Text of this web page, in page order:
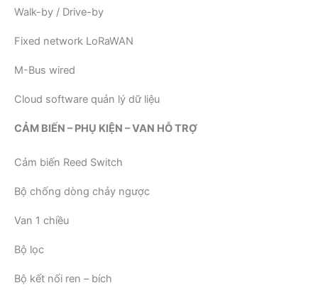
Walk-by / Drive-by
Fixed network LoRaWAN
M-Bus wired
Cloud software quản lý dữ liệu
CẢM BIẾN – PHỤ KIỆN – VAN HỖ TRỢ
Cảm biến Reed Switch
Bộ chống dòng chảy ngược
Van 1 chiều
Bộ lọc
Bộ kết nối ren – bích